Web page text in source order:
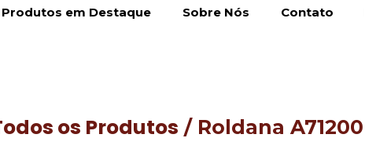
Produtos em Destaque Sobre Nós Contato
os Produtos / Roldana A71200